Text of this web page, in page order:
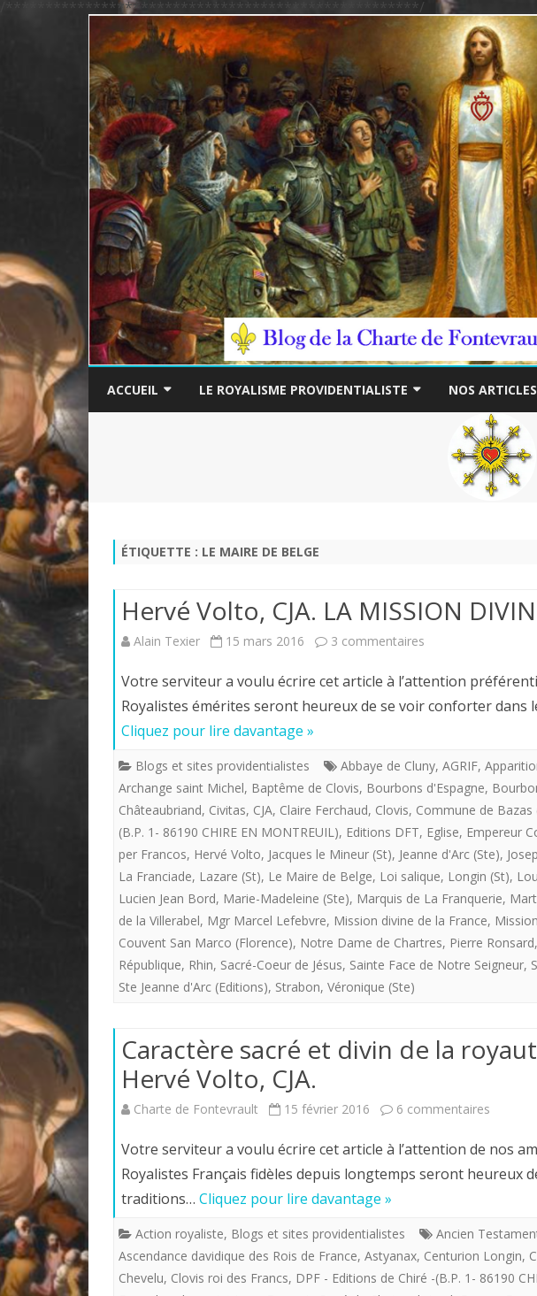
/****************************************************/
ACCUEIL LE ROYALISME PROVIDENTIALISTE NOS
THÉME
AUTEUR
ÉTIQUETTE : LE MAIRE DE BELGE
Hervé Volto, CJA. LA MISSION
Alain Texier 15 mars 2016 3 commentaires
Volto,
LA
MISSION
DIVINE
DE
LA
FRANCE
Votre serviteur a voulu écrire cet article à l’attention
Royalistes émérites seront heureux de se voir conforter dans
Cliquez pour lire davantage »
Blogs et sites providentialistes Abbaye de Cluny, AGRIF,
Archange saint Michel, Baptême de Clovis, Bourbons d'Espagne,
Châteaubriand, Civitas, CJA, Claire Ferchaud, Clovis, Commune de Bazas
(B.P. 1- 86190 CHIRE EN MONTREUIL), Editions DFT, Eglise, Empereur
per Francos, Hervé Volto, Jacques le Mineur (St), Jeanne d'Arc (Ste),
La Franciade, Lazare (St), Le Maire de Belge, Loi salique, Longin (St),
Lucien Jean Bord, Marie-Madeleine (Ste), Marquis de La Franquerie,
de la Villerabel, Mgr Marcel Lefebvre, Mission divine de la France,
Couvent San Marco (Florence), Notre Dame de Chartres, Pierre Ronsard,
République, Rhin, Sacré-Coeur de Jésus, Sainte Face de Notre Seigneur,
Ste Jeanne d'Arc (Editions), Strabon, Véronique (Ste)
Caractère sacré et divin de la
Hervé Volto, CJA.
Charte de Fontevrault 15 février 2016 6 commentaires
sacré
divin
de
Votre serviteur a voulu écrire cet article à l’attention de nos
Royalistes Français fidèles depuis longtemps seront heureux
traditions… Cliquez pour lire davantage »
Action royaliste, Blogs et sites providentialistes Ancien
Ascendance davidique des Rois de France, Astyanax, Centurion Longin,
Chevelu, Clovis roi des Francs, DPF - Editions de Chiré -(B.P. 1- 86190